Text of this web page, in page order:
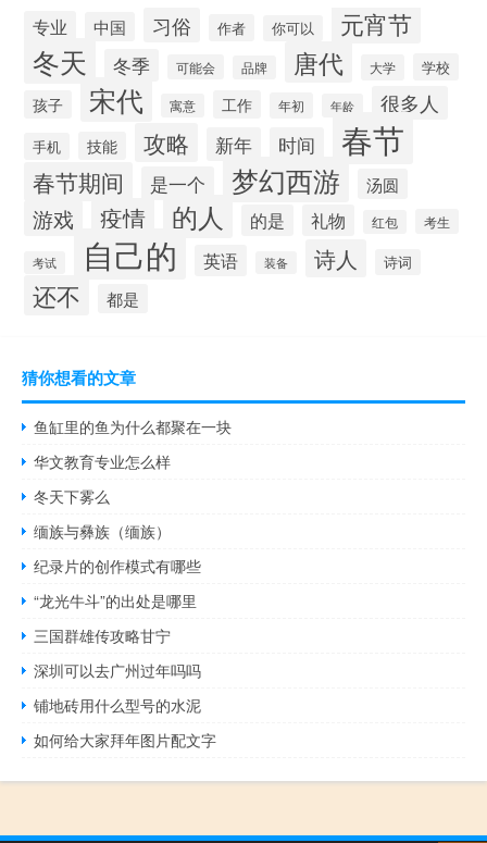
专业 中国 习俗 作者 你可以 元宵节
冬天 冬季 可能会 品牌 唐代 大学 学校
孩子 宋代 寓意 工作 年初 年龄 很多人
手机 技能 攻略 新年 时间 春节
春节期间 是一个 梦幻西游 汤圆
游戏 疫情 的人 的是 礼物 红包 考生
考试 自己的 英语 装备 诗人 诗词
还不 都是
猜你想看的文章
鱼缸里的鱼为什么都聚在一块
华文教育专业怎么样
冬天下雾么
缅族与彝族（缅族）
纪录片的创作模式有哪些
“龙光牛斗”的出处是哪里
三国群雄传攻略甘宁
深圳可以去广州过年吗吗
铺地砖用什么型号的水泥
如何给大家拜年图片配文字